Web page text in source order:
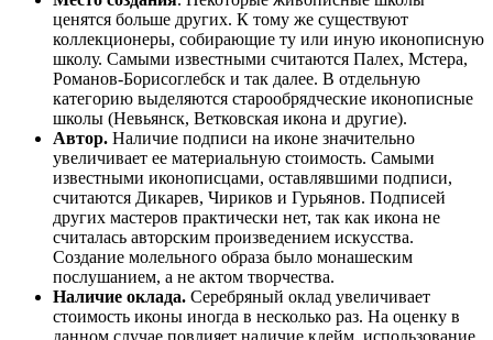
ценятся больше других. К тому же существуют
коллекционеры, собирающие ту или иную иконописную
школу. Самыми известными считаются Палех, Мстера,
Романов-Борисоглебск и так далее. В отдельную
категорию выделяются старообрядческие иконописные
школы (Невьянск, Ветковская икона и другие).
Автор. Наличие подписи на иконе значительно
увеличивает ее материальную стоимость. Самыми
известными иконописцами, оставлявшими подписи,
считаются Дикарев, Чириков и Гурьянов. Подписей
других мастеров практически нет, так как икона не
считалась авторским произведением искусства.
Создание молельного образа было монашеским
послушанием, а не актом творчества.
Наличие оклада. Серебряный оклад увеличивает
стоимость иконы иногда в несколько раз. На оценку в
данном случае повлияет наличие клейм, использование